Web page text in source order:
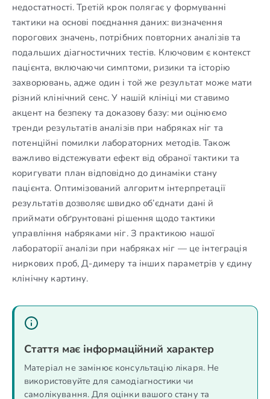
недостатності. Третій крок полягає у формуванні
тактики на основі поєднання даних: визначення
порогових значень, потрібних повторних аналізів та
подальших діагностичних тестів. Ключовим є контекст
пацієнта, включаючи симптоми, ризики та історію
захворювань, адже один і той же результат може мати
різний клінічний сенс. У нашій клініці ми ставимо
акцент на безпеку та доказову базу: ми оцінюємо
тренди результатів аналізів при набряках ніг та
потенційні помилки лабораторних методів. Також
важливо відстежувати ефект від обраної тактики та
коригувати план відповідно до динаміки стану
пацієнта. Оптимізований алгоритм інтерпретації
результатів дозволяє швидко об’єднати дані й
приймати обґрунтовані рішення щодо тактики
управління набряками ніг. З практикою нашої
лабораторії аналізи при набряках ніг — це інтеграція
ниркових проб, Д-димеру та інших параметрів у єдину
клінічну картину.
Стаття має інформаційний характер
Матеріал не замінює консультацію лікаря. Не
використовуйте для самодіагностики чи
самолікування. Для оцінки вашого стану та